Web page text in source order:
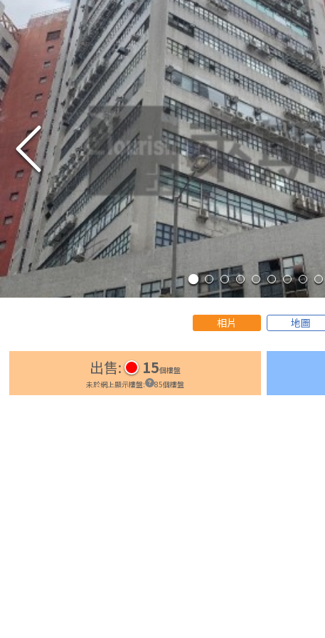
出售 出租
相片 地圖
出售: 15個樓盤
未於網上顯示樓盤: 85個樓盤